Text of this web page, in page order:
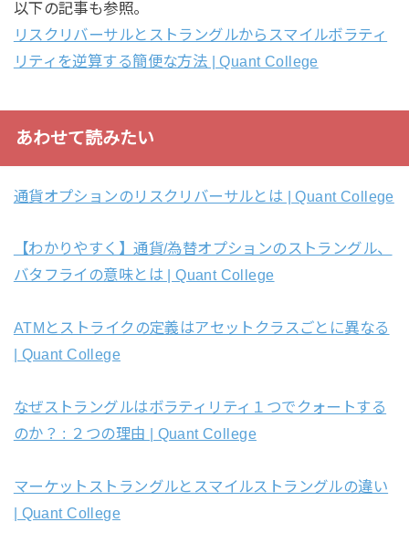
以下の記事も参照。
リスクリバーサルとストラングルからスマイルボラティ
リティを逆算する簡便な方法 | Quant College
あわせて読みたい
通貨オプションのリスクリバーサルとは | Quant College
【わかりやすく】通貨/為替オプションのストラングル、
バタフライの意味とは | Quant College
ATMとストライクの定義はアセットクラスごとに異なる
| Quant College
なぜストラングルはボラティリティ１つでクォートする
のか？ : ２つの理由 | Quant College
マーケットストラングルとスマイルストラングルの違い
| Quant College